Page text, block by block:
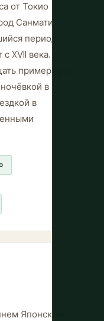
от Токио
Санмати
период
XVII века.
примерно с
в
в
Японском